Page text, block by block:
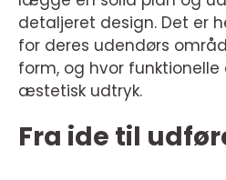
detaljeret design. Det er
for deres udendørs
form, og hvor
æstetisk udtryk.
Fra ide til